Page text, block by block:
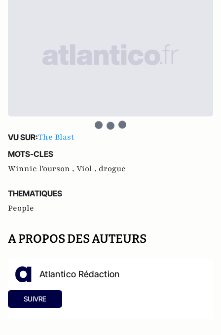
VU SUR:The Blast
MOTS-CLES
Winnie l'ourson , Viol , drogue
THEMATIQUES
People
A PROPOS DES AUTEURS
Atlantico Rédaction
SUIVRE